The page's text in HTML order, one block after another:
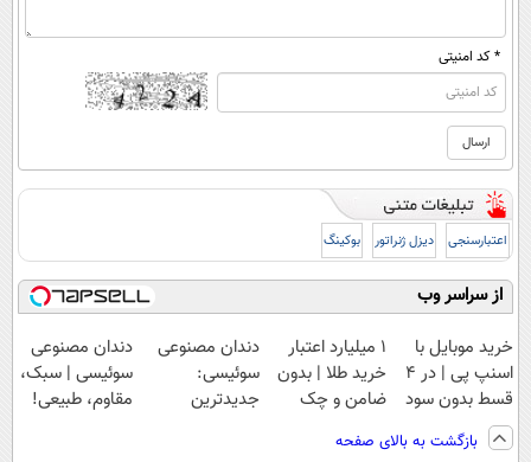
* کد امنیتی
اعتبارسنجی دیزل ژنراتور بوکینگ
از سراسر وب
خرید موبایل با
اسنپ پی | در ۴
قسط بدون سود
و کارمزد!
۱ میلیارد اعتبار
خرید طلا | بدون
ضامن و چک
دندان مصنوعی
سوئیسی:
جدیدترین
دندان مصنوعی
سوئیسی | سبک،
مقاوم، طبیعی!
بازگشت به بالای صفحه